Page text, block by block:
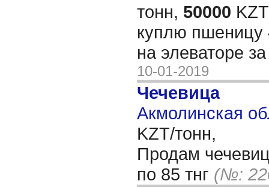
тонн, 50000
куплю пшеницу
на элеваторе
10-01-2019
Чечевица
Акмолинская
KZT/тонн,
Продам
по 85 тнг (№: